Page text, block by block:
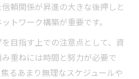
頼関係が昇進の大きな後押しと
トワーク構築が重要です。
目指す上での注意点として、資
重ねには時間と努力が必要で
るあまり無理なスケジュールや